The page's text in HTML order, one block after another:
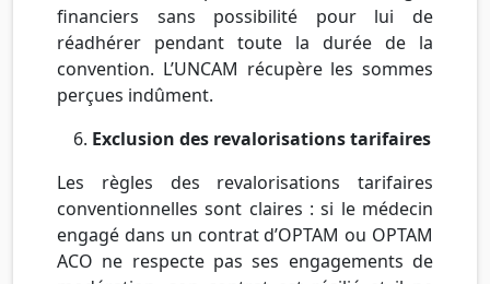
financiers sans possibilité pour lui de
réadhérer pendant toute la durée de la
convention. L’UNCAM récupère les sommes
perçues indûment.
Exclusion des revalorisations tarifaires
Les règles des revalorisations tarifaires
conventionnelles sont claires : si le médecin
engagé dans un contrat d’OPTAM ou OPTAM
ACO ne respecte pas ses engagements de